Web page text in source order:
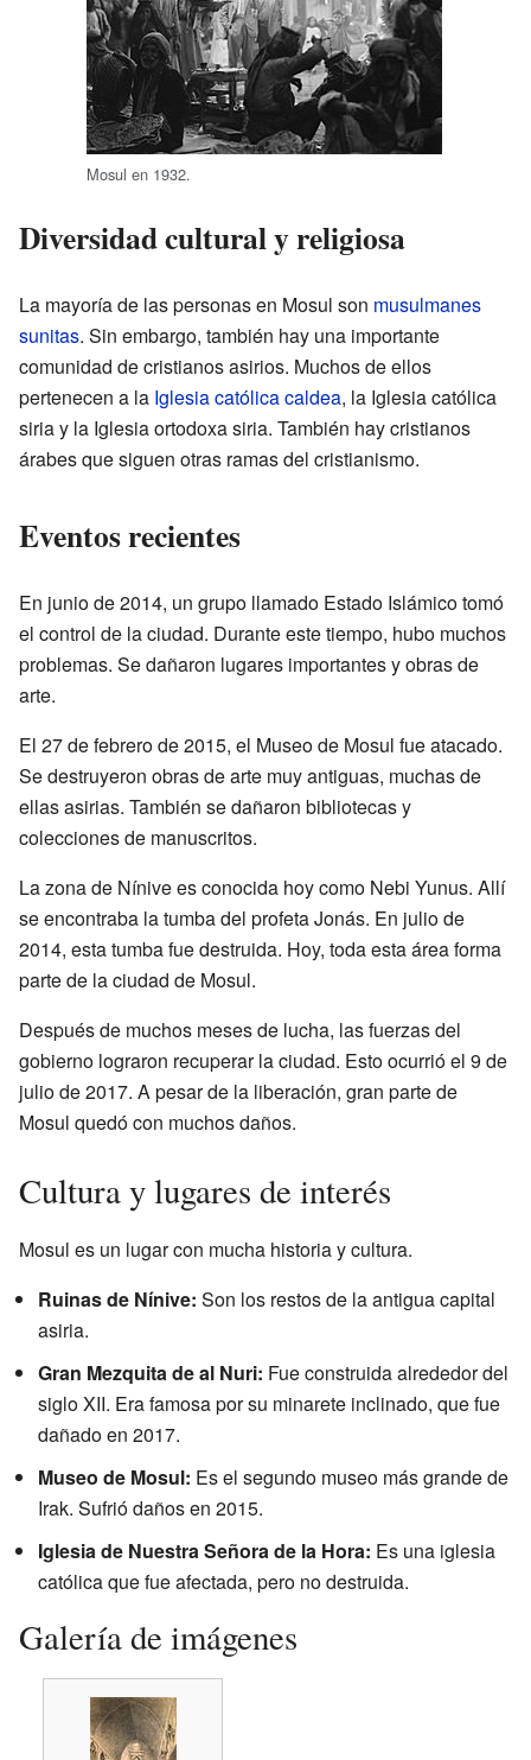
Mosul en 1932.
Diversidad cultural y religiosa
La mayoría de las personas en Mosul son musulmanes
sunitas. Sin embargo, también hay una importante
comunidad de cristianos asirios. Muchos de ellos
pertenecen a la Iglesia católica caldea, la Iglesia católica
siria y la Iglesia ortodoxa siria. También hay cristianos
árabes que siguen otras ramas del cristianismo.
Eventos recientes
En junio de 2014, un grupo llamado Estado Islámico tomó
el control de la ciudad. Durante este tiempo, hubo muchos
problemas. Se dañaron lugares importantes y obras de
arte.
El 27 de febrero de 2015, el Museo de Mosul fue atacado.
Se destruyeron obras de arte muy antiguas, muchas de
ellas asirias. También se dañaron bibliotecas y
colecciones de manuscritos.
La zona de Nínive es conocida hoy como Nebi Yunus. Allí
se encontraba la tumba del profeta Jonás. En julio de
2014, esta tumba fue destruida. Hoy, toda esta área forma
parte de la ciudad de Mosul.
Después de muchos meses de lucha, las fuerzas del
gobierno lograron recuperar la ciudad. Esto ocurrió el 9 de
julio de 2017. A pesar de la liberación, gran parte de
Mosul quedó con muchos daños.
Cultura y lugares de interés
Mosul es un lugar con mucha historia y cultura.
Ruinas de Nínive: Son los restos de la antigua capital
asiria.
Gran Mezquita de al Nuri: Fue construida alrededor del
siglo XII. Era famosa por su minarete inclinado, que fue
dañado en 2017.
Museo de Mosul: Es el segundo museo más grande de
Irak. Sufrió daños en 2015.
Iglesia de Nuestra Señora de la Hora: Es una iglesia
católica que fue afectada, pero no destruida.
Galería de imágenes